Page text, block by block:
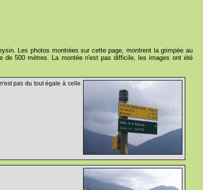
Les photos montrées sur cette page, montrent la grimpée au
de 500 mètres. La montée n'est pas difficile, les images ont été
pas du tout égale à celle